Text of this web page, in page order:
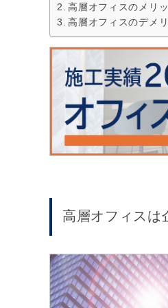
高層オフィスのメリ
高層オフィスのデメ
高層オフィスは